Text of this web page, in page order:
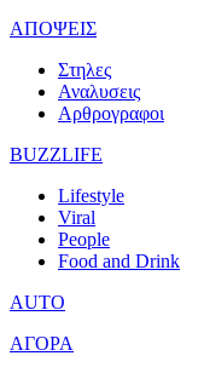
ΑΠΟΨΕΙΣ
Στηλες
Αναλυσεις
Αρθρογραφοι
BUZZLIFE
Lifestyle
Viral
People
Food and Drink
AUTO
ΑΓΟΡΑ